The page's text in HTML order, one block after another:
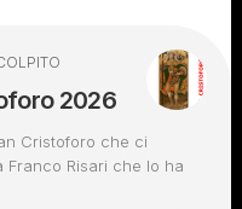
2026
Cristoforo che ci
Risari che lo ha